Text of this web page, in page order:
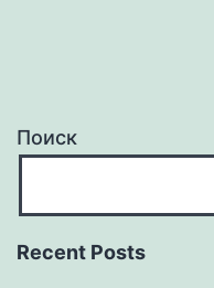
Поиск
Recent Posts